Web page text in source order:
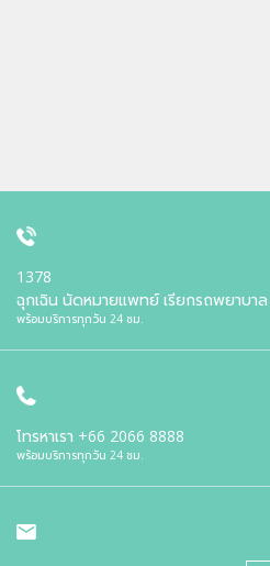
1378
ฉุกเฉิน นัดหมายแพทย์ เรียกรถพยาบาล
พร้อมบริการทุกวัน 24 ชม.
โทรหาเรา +66 2066 8888
พร้อมบริการทุกวัน 24 ชม.